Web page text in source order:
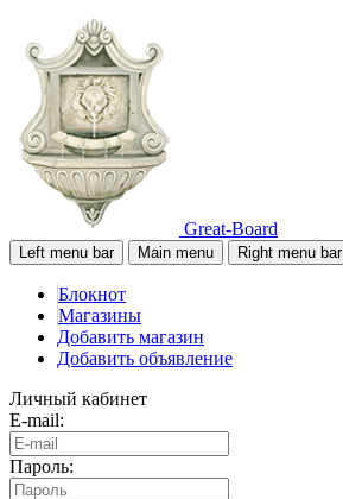
Great-Board
Left menu bar Main menu Right menu bar
Блокнот
Магазины
Добавить магазин
Добавить объявление
Личный кабинет
E-mail:
Пароль: